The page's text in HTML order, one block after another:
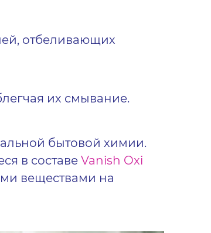
отбеливающих
их смывание.
бытовой химии.
в составе Vanish Oxi
веществами на